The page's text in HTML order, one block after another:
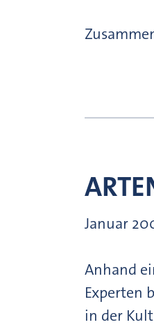
Januar
Anhand
Experten
in der